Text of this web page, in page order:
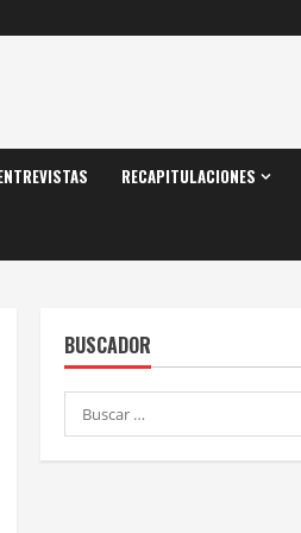
RECAPITULACIONES
BUSCADOR
Buscar: